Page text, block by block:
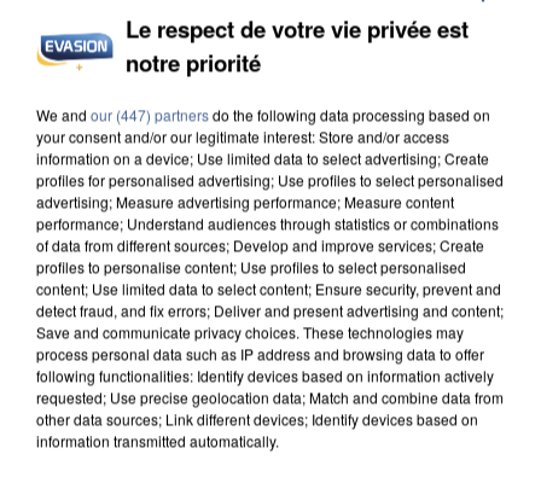
INCENDIES : L’ÎLE-DE-FRANCE LANCE UN ÉLAN
DE SOLIDARITÉ AVEC LES...
Le respect de votre vie privée est
notre priorité
We and our (447) partnersdo the following data processing based on
your consent and/or our legitimate interest: Store and/or access
information on a device; Use limited data to select advertising; Create
profiles for personalised advertising; Use profiles to select personalised
advertising; Measure advertising performance; Measure content
performance; Understand audiences through statistics or combinations
of data from different sources; Develop and improve services; Create
profiles to personalise content; Use profiles to select personalised
content; Use limited data to select content; Ensure security, prevent and
detect fraud, and fix errors; Deliver and present advertising and content;
Save and communicate privacy choices. These technologies may
process personal data such as IP address and browsing data to offer
following functionalities: Identify devices based on information actively
requested; Use precise geolocation data; Match and combine data from
other data sources; Link different devices; Identify devices based on
information transmitted automatically.